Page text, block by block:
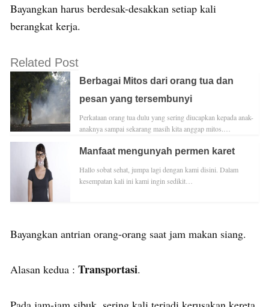
Bayangkan harus berdesak-desakkan setiap kali
berangkat kerja.
Related Post
Berbagai Mitos dari orang tua dan
pesan yang tersembunyi
Perkataan orang tua dulu yang sering diucapkan kepada anak-
anaknya sampai sekarang masih kita anggap mitos.…
Manfaat mengunyah permen karet
Hallo sobat sehat, jumpa lagi dengan kami disini. Dalam
kesempatan kali ini kami ingin sedikit…
Bayangkan antrian orang-orang saat jam makan siang.
Alasan kedua : Transportasi.